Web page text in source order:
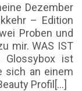
Dezember
– Edition
Proben und
mir. WAS IST
Glossybox ist
sich an einem
Profil[…]